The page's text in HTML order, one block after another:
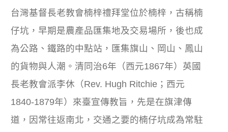
台灣基督長老教會楠梓禮拜堂位於楠梓，古稱楠
仔坑，早期是農產品匯集地及交易場所，後也成
為公路、鐵路的中點站，匯集旗山、岡山、鳳山
的貨物與人潮。清同治6年（西元1867年）英國
長老教會派李休（Rev. Hugh Ritchie；西元
1840-1879年）來臺宣傳教旨，先是在旗津傳
道，因常往返南北，交通之要的楠仔坑成為常駐